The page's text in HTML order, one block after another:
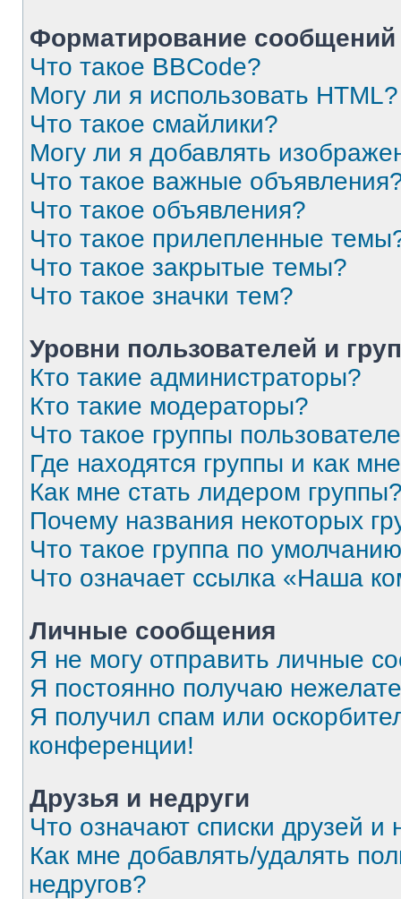
Форматирование
Что такое BBCode?
Могу ли я использовать HTML?
Что такое смайлики?
Могу ли я добавлять
Что такое важные
Что такое объявления?
Что такое прилепленные
Что такое закрытые темы?
Что такое значки тем?
Уровни пользователей и
Кто такие администраторы?
Кто такие модераторы?
Что такое группы
Где находятся группы и как
Как мне стать лидером
Почему названия некоторых
Что такое группа по
Что означает ссылка «Наша
Личные сообщения
Я не могу отправить личные
Я постоянно получаю
Я получил спам или
конференции!
Друзья и недруги
Что означают списки друзей и
Как мне добавлять/удалять
недругов?